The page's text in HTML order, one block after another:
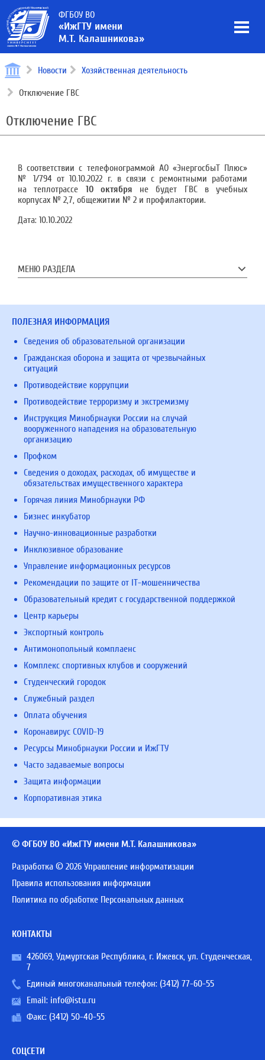
ФГБОУ ВО
«ИжГТУ имени
М.Т. Калашникова»
Новости Хозяйственная деятельность
Отключение ГВС
Отключение ГВС
В соответствии с телефонограммой АО «ЭнергосбыТ Плюс»
№ 1/794 от 10.10.2022 г. в связи с ремонтными работами
на теплотрассе 10 октября не будет ГВС в учебных
корпусах № 2,7, общежитии № 2 и профилактории.
Дата: 10.10.2022
МЕНЮ РАЗДЕЛА
ПОЛЕЗНАЯ ИНФОРМАЦИЯ
Сведения об образовательной организации
Гражданская оборона и защита от чрезвычайных
ситуаций
Противодействие коррупции
Противодействие терроризму и экстремизму
Инструкция Минобрнауки России на случай
вооруженного нападения на образовательную
организацию
Профком
Сведения о доходах, расходах, об имуществе и
обязательствах имущественного характера
Горячая линия Минобрнауки РФ
Бизнес инкубатор
Научно-инновационные разработки
Инклюзивное образование
Управление информационных ресурсов
Рекомендации по защите от IT-мошенничества
Образовательный кредит с государственной поддержкой
Центр карьеры
Экспортный контроль
Антимонопольный комплаенс
Комплекс спортивных клубов и сооружений
Студенческий городок
Служебный раздел
Оплата обучения
Коронавирус COVID-19
Ресурсы Минобрнауки России и ИжГТУ
Часто задаваемые вопросы
Защита информации
Корпоративная этика
© ФГБОУ ВО «ИжГТУ имени М.Т. Калашникова»
Разработка © 2026 Управление информатизации
Правила использования информации
Политика по обработке Персональных данных
КОНТАКТЫ
426069, Удмуртская Республика, г. Ижевск, ул. Студенческая,
7
Единый многоканальный телефон: (3412) 77-60-55
Email: info@istu.ru
Факс: (3412) 50-40-55
СОЦСЕТИ